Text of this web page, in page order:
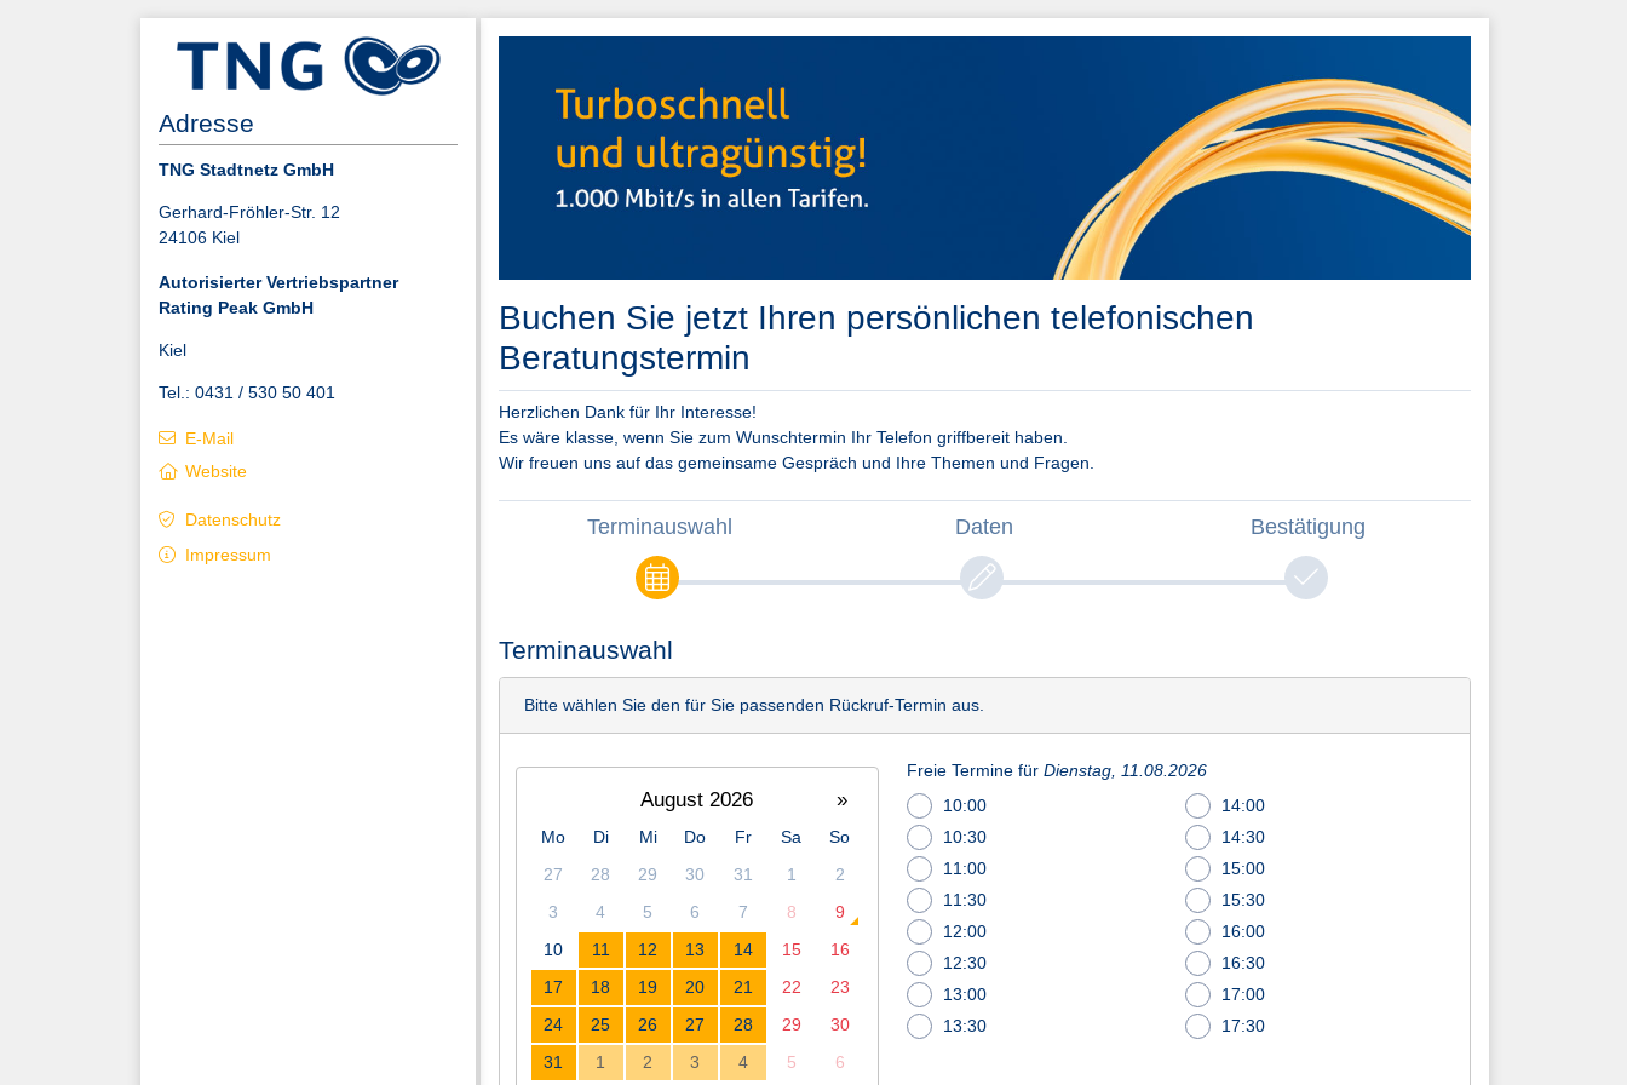
Buchen Sie jetzt Ihren persönlichen telefonischen
Beratungstermin
Herzlichen Dank für Ihr Interesse!
Es wäre klasse, wenn Sie zum Wunschtermin Ihr Telefon griffbereit haben.
Wir freuen uns auf das gemeinsame Gespräch und Ihre Themen und Fragen.
Terminauswahl Daten Bestätigung
Terminauswahl
Bitte wählen Sie den für Sie passenden Rückruf-Termin aus.
August 2026 »
Mo Di Mi Do Fr Sa
So
27
28 29 30 31 1
2
3
4 5 6 7 8
9
10
11 12 13 14 15
16
17
18 19 20 21 22
23
24
25 26 27 28 29
30
31
1 2 3 4 5 6
Freie Termine für Dienstag, 11.08.2026
10:00
10:30
11:00
11:30
12:00
12:30
13:00
13:30
14:00
14:30
15:00
15:30
16:00
16:30
17:00
17:30
Adresse
TNG Stadtnetz GmbH
Gerhard-Fröhler-Str. 12
24106 Kiel
Autorisierter Vertriebspartner
Rating Peak GmbH
Kiel
Tel.: 0431 / 530 50 401
E-Mail
Website
Datenschutz
Impressum